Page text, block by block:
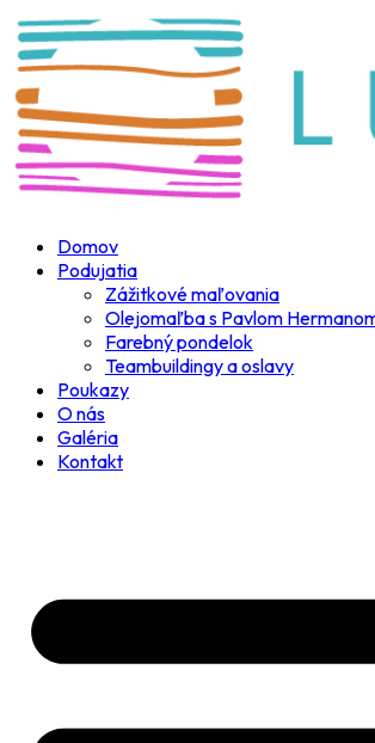
Preskočiť
na
obsah
Domov
Podujatia
Zážitkové maľovania
Olejomaľba s Pavlom
Farebný pondelok
Teambuildingy a oslavy
Poukazy
O nás
Galéria
Kontakt